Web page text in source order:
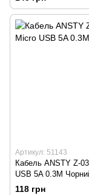
Артикул: 51143
Кабель ANSTY Z-
USB 5A 0.3M
118 грн